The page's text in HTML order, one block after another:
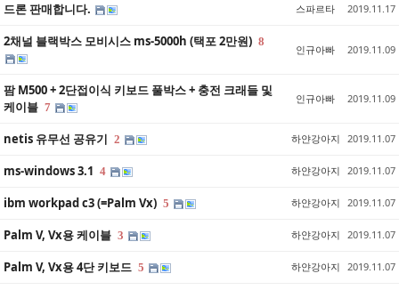
드론 판매합니다. 스파르타 2019.11.17
2채널 블랙박스 모비시스 ms-5000h (택포 2만원) 8
인규아빠 2019.11.09
팜 M500 + 2단접이식 키보드 풀박스 + 충전 크래들 및
케이블 7
인규아빠 2019.11.09
netis 유무선 공유기 2 하얀강아지 2019.11.07
ms-windows 3.1 4 하얀강아지 2019.11.07
ibm workpad c3 (=Palm Vx) 5 하얀강아지 2019.11.07
Palm V, Vx용 케이블 3 하얀강아지 2019.11.07
Palm V, Vx용 4단 키보드 5 하얀강아지 2019.11.07